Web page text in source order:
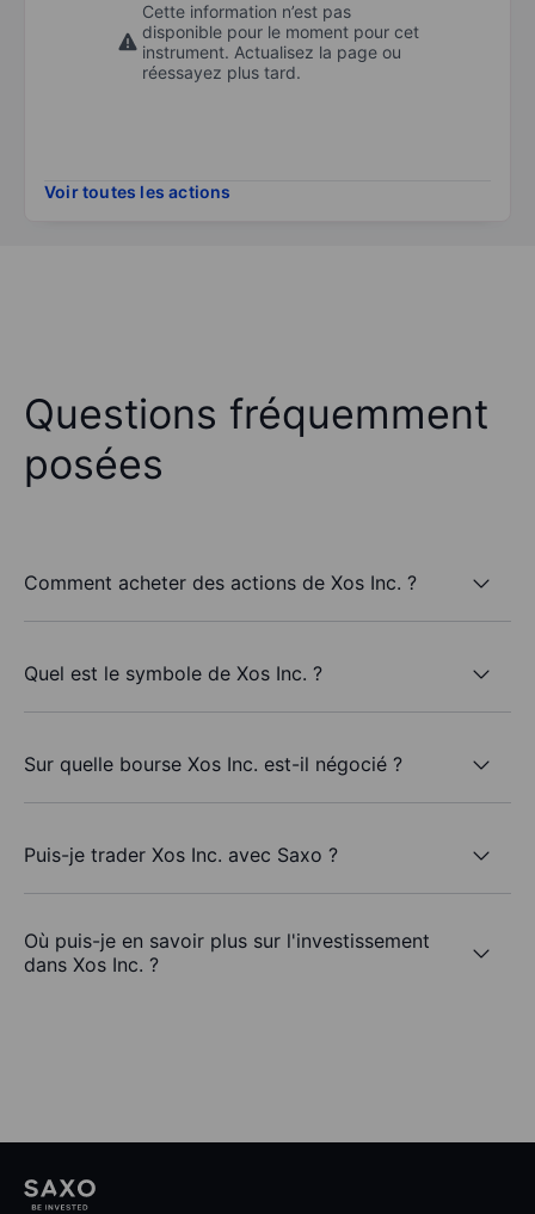
Cette information n’est pas
disponible pour le moment pour cet
instrument. Actualisez la page ou
réessayez plus tard.
Voir toutes les actions
Questions fréquemment
posées
Comment acheter des actions de Xos Inc. ?
Quel est le symbole de Xos Inc. ?
Sur quelle bourse Xos Inc. est-il négocié ?
Puis-je trader Xos Inc. avec Saxo ?
Où puis-je en savoir plus sur l'investissement
dans Xos Inc. ?